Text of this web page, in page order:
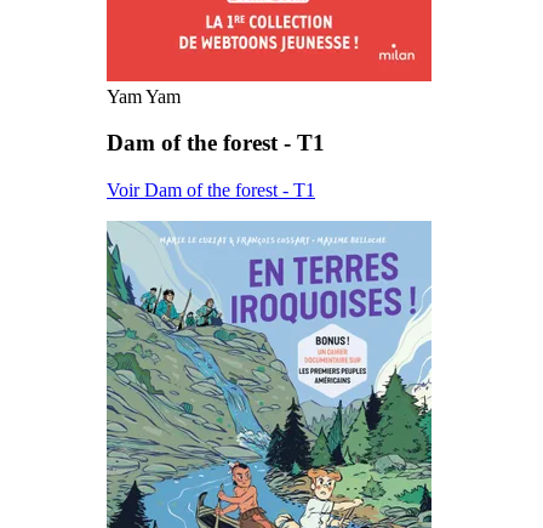
Yam Yam
Dam of the forest - T1
Voir Dam of the forest - T1